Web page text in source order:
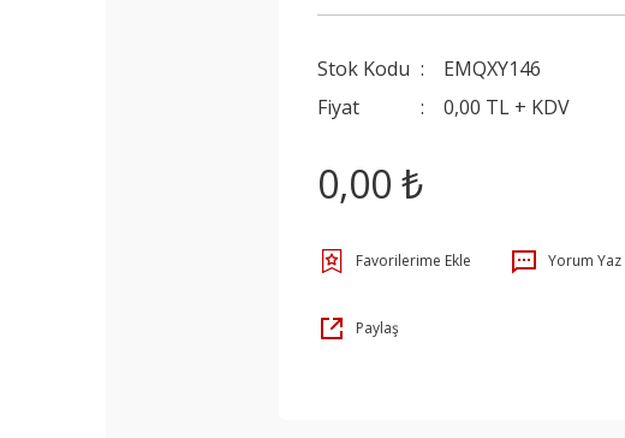
Stok Kodu
EMQXY146
Fiyat
0,00 TL + KDV
0,00 ₺
Yorum Yaz
Paylaş